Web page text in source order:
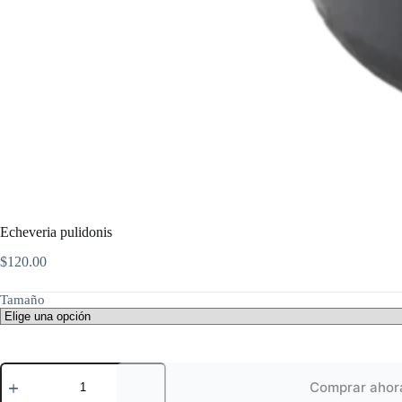
Echeveria pulidonis
$120.00
Tamaño
Echeveria
pulidonis
Comprar